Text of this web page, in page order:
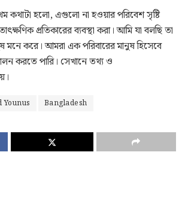
কথাটা হলো, এগুলো না হওয়ার পরিবেশ সৃষ্টি
প্রতিকারের ব্যবস্থা করা। আমি যা বলছি তা
মনে করে। আমরা এক পরিবারের মানুষ হিসেবে
করতে পারি। সেখানে তথ্য ও
Bangladesh